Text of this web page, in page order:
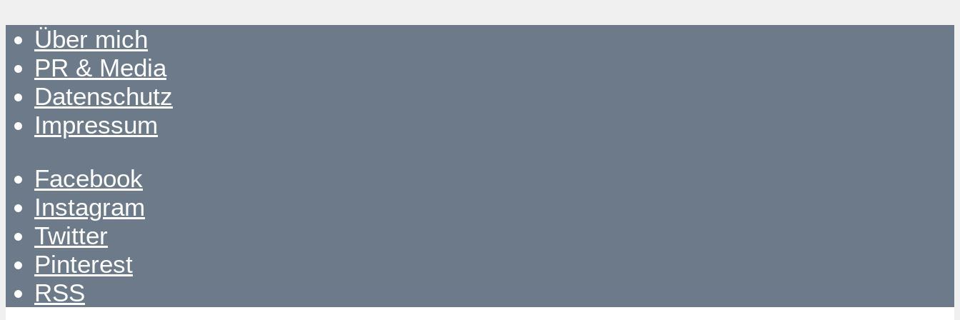
Über mich
PR & Media
Datenschutz
Impressum
Facebook
Instagram
Twitter
Pinterest
RSS